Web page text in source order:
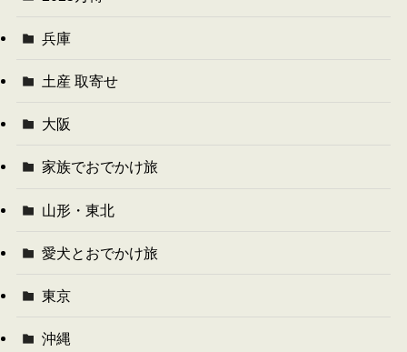
兵庫
土産 取寄せ
大阪
家族でおでかけ旅
山形・東北
愛犬とおでかけ旅
東京
沖縄